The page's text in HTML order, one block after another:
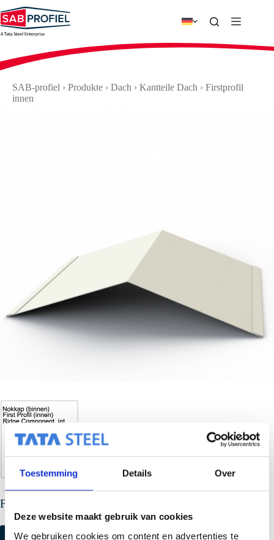
Toestemming Details Over
Deze website maakt gebruik van cookies
We gebruiken cookies om content en advertenties te
Inhalt
springen
SAB-profiel › Produkte › Dach › Kantteile Dach › Firstprofil
innen
Firstprofil innen